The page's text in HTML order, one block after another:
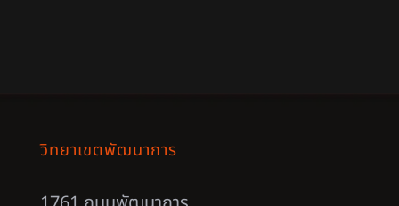
วิทยาเขตพัฒนาการ
1761 ถนนพัฒนาการ